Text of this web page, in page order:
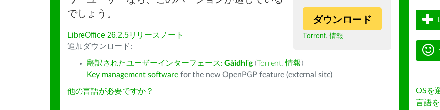
ダウンロード
Torrent,情報
でしょう。
LibreOffice 26.2.5リリースノート
追加ダウンロード:
翻訳されたユーザーインターフェース: Gàidhlig (Torrent,情報)
Key management software for the new OpenPGP feature (external site)
他の言語が必要ですか？
OSを
言語